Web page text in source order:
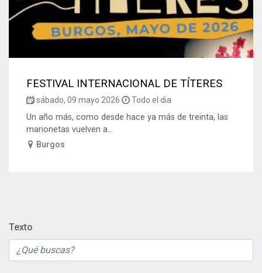
FESTIVAL INTERNACIONAL DE TÍTERES
sábado, 09 mayo 2026 Todo el dia
Un año más, como desde hace ya más de treinta, las
marionetas vuelven a...
Burgos
Texto